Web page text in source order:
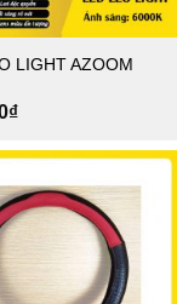
LIGHT AZOOM
₫